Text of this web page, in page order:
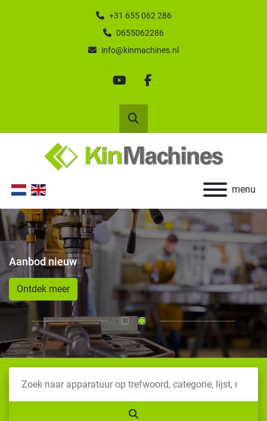
+31 655 062 286
0655062286
info@kinmachines.nl
youtubefacebook
Zoek
menu
Aanbod nieuw
Ontdek meer